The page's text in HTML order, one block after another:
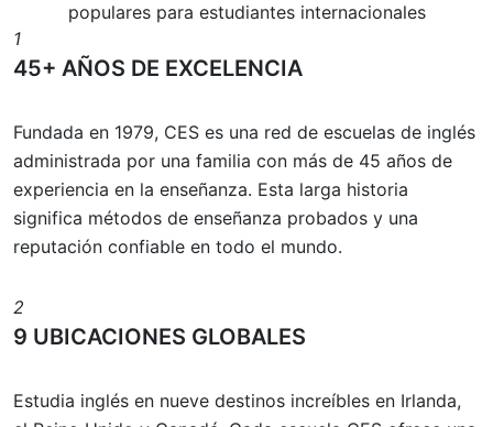
populares para estudiantes internacionales
1
45+ AÑOS DE EXCELENCIA
Fundada en 1979, CES es una red de escuelas de inglés
administrada por una familia con más de 45 años de
experiencia en la enseñanza. Esta larga historia
significa métodos de enseñanza probados y una
reputación confiable en todo el mundo.
2
9 UBICACIONES GLOBALES
Estudia inglés en nueve destinos increíbles en Irlanda,